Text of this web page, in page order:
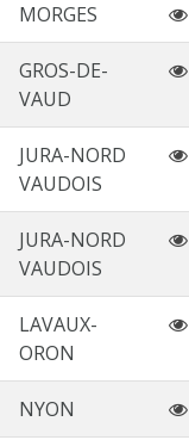
MORGES
GROS-DE-
VAUD
JURA-NORD
VAUDOIS
JURA-NORD
VAUDOIS
LAVAUX-
ORON
NYON